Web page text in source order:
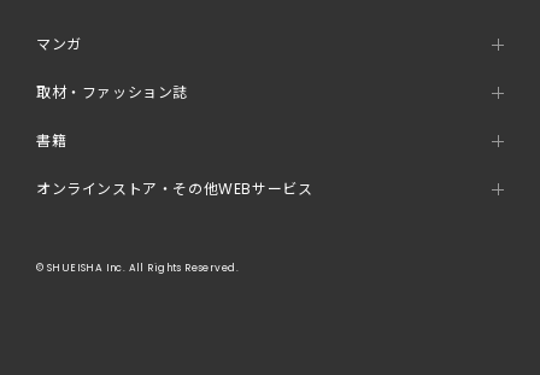
マンガ
取材・ファッション誌
書籍
オンラインストア・その他WEBサービス
© SHUEISHA Inc. All Rights Reserved.